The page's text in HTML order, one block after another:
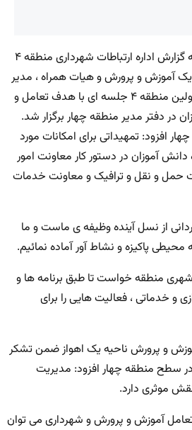
به گزارش اداره ارتباطات شهرداری منطقه ۴
یک آموزش و پرورش و هیات همراه ، مدیر
منطقه ۴ و معاونین و مسئولین منطقه ۴ جلسه ای با هدف تعامل و
در دفتر مدیر منطقه چهار برگزار شد.
افزود: تمهیداتی برای امکانات مورد
دانش آموزان در دستور کار معاونت امور
حمل و نقل و ترافیک و معاونت خدمات
از نسل آینده وظیفه ی ماست و ما
محیطی پاکیزه و نشاط آور آماده نمائیم.
منطقه خواست تا طبق برنامه ها و
و خدماتی ، فعالیت هایی را برای
و پرورش ناحیه یک اهواز ضمن تشکر
سطح منطقه چهار افزود: مدیریت
موثری دارد.
آموزش و پرورش و شهرداری می توان